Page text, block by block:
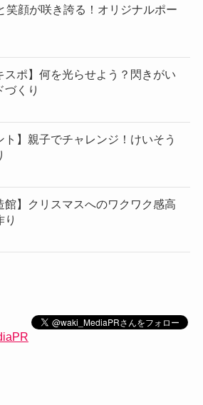
笑顔が咲き誇る！オリジナルポー
スポ】何を光らせよう？閃きがい
づくり
ト】親子でチャレンジ！けいそう
館】クリスマスへのワクワク感高
り